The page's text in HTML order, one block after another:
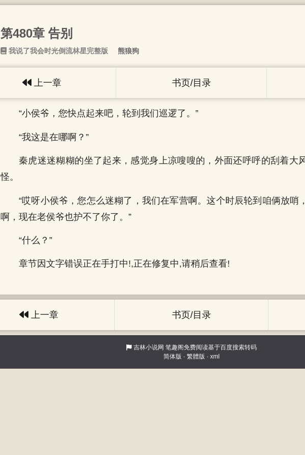
第480章 告别
我说了我会时光倒流林星完整版 熊狼狗
上一章 书页/目录
“小侯爷，您快点起来吧，轮到我们巡逻了。”
“我这是在哪啊？”
秦虎迷迷糊糊的坐了起来，感觉身上凉嗖嗖的，外面还呼呼的刮着大
怪。
“哎呀小侯爷，您怎么迷糊了，我们在军营啊。这个时辰轮到咱俩放哨
啊，现在老侯爷也护不了你了。”
“什么？”
章节因文字错误正在手打中!,正在修复中,请稍后查看!
上一章 书页/目录
吉林小说网 笔趣阁免费阅读基于百度搜索转码
简体版 · 繁體版 · xml